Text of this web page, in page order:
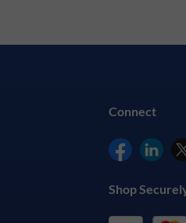
Connect
Shop